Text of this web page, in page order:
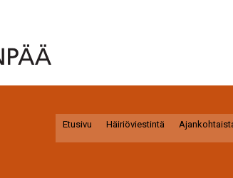
Etusivu Häiriöviestintä